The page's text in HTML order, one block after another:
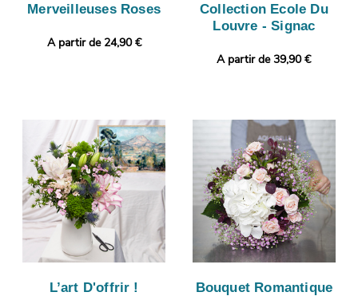
Merveilleuses Roses
A partir de 24,90 €
Collection Ecole Du
Louvre - Signac
A partir de 39,90 €
L’art D'offrir ! Bouquet Romantique